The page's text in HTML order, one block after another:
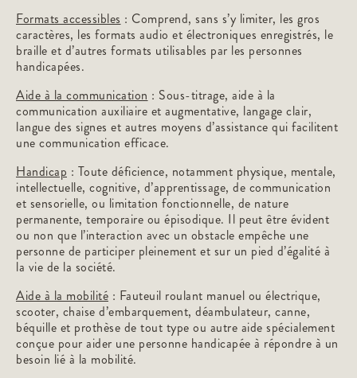
Formats accessibles : Comprend, sans s’y limiter, les gros
caractères, les formats audio et électroniques enregistrés, le
braille et d’autres formats utilisables par les personnes
handicapées.
Aide à la communication : Sous-titrage, aide à la
communication auxiliaire et augmentative, langage clair,
langue des signes et autres moyens d’assistance qui facilitent
une communication efficace.
Handicap : Toute déficience, notamment physique, mentale,
intellectuelle, cognitive, d’apprentissage, de communication
et sensorielle, ou limitation fonctionnelle, de nature
permanente, temporaire ou épisodique. Il peut être évident
ou non que l’interaction avec un obstacle empêche une
personne de participer pleinement et sur un pied d’égalité à
la vie de la société.
Aide à la mobilité : Fauteuil roulant manuel ou électrique,
scooter, chaise d’embarquement, déambulateur, canne,
béquille et prothèse de tout type ou autre aide spécialement
conçue pour aider une personne handicapée à répondre à un
besoin lié à la mobilité.